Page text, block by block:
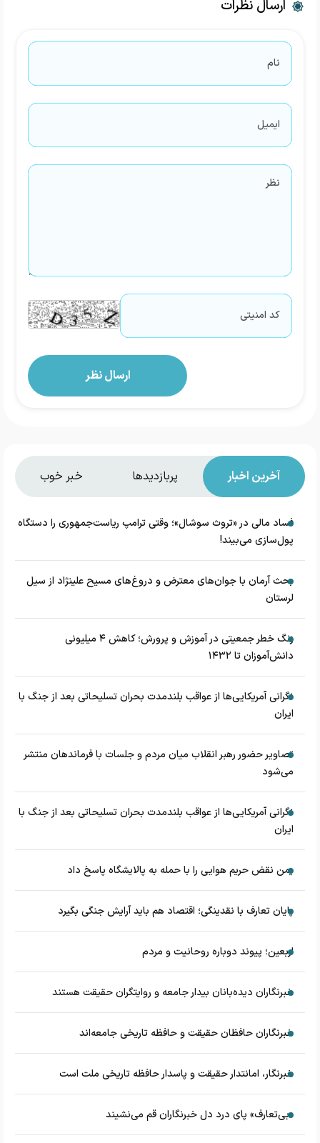
ارسال نظرات
آخرین اخبار پربازدیدها خبر خوب
فساد مالی در «تروث سوشال»؛ وقتی ترامپ ریاست‌جمهوری را دستگاه
پول‌سازی می‌بیند!
بحث آرمان با جوان‌های معترض و دروغ‌های مسیح علینژاد از سیل
لرستان
زنگ خطر جمعیتی در آموزش و پرورش؛ کاهش ۴ میلیونی
دانش‌آموزان تا ۱۴۳۲
نگرانی آمریکایی‌ها از عواقب بلندمدت بحران تسلیحاتی بعد از جنگ با
ایران
تصاویر حضور رهبر انقلاب میان مردم و جلسات با فرماندهان منتشر
می‌شود
نگرانی آمریکایی‌ها از عواقب بلندمدت بحران تسلیحاتی بعد از جنگ با
ایران
یمن نقض حریم هوایی را با حمله به پالایشگاه پاسخ داد
پایان تعارف با نقدینگی؛ اقتصاد هم باید آرایش جنگی بگیرد
اربعین؛ پیوند دوباره روحانیت و مردم
خبرنگاران دیده‌بانان بیدار جامعه و روایتگران حقیقت هستند
خبرنگاران حافظان حقیقت و حافظه تاریخی جامعه‌اند
خبرنگار، امانتدار حقیقت و پاسدار حافظه تاریخی ملت است
«بی‌تعارف» پای درد دل خبرنگاران قم می‌نشیند